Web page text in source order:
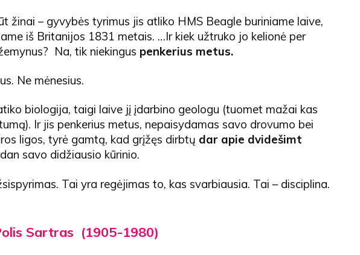
žinai – gyvybės tyrimus jis atliko HMS Beagle buriniame laive,
iš Britanijos 1831 metais. …Ir kiek užtruko jo kelionė per
Na, tik niekingus penkerius metus.
Ne mėnesius.
biologija, taigi laive jį įdarbino geologu (tuomet mažai kas
Ir jis penkerius metus, nepaisydamas savo drovumo bei
ligos, tyrė gamtą, kad grįžęs dirbtų dar apie dvidešimt
savo didžiausio kūrinio.
Tai yra regėjimas to, kas svarbiausia. Tai – disciplina.
Sartras (1905-1980)